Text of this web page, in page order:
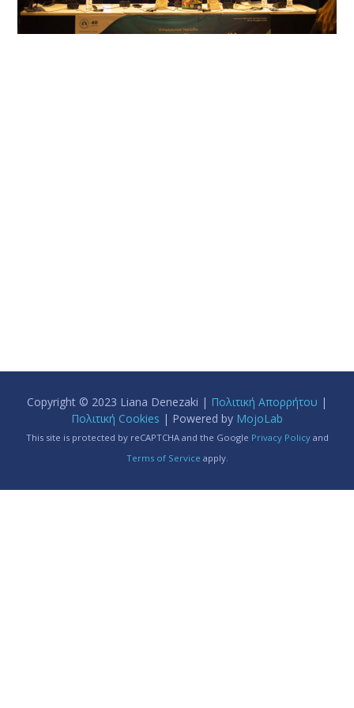
Copyright © 2023 Liana Denezaki | Πολιτική Απορρήτου |
Πολιτική Cookies | Powered by MojoLab
This site is protected by reCAPTCHA and the Google Privacy Policyand
Terms of Service apply.